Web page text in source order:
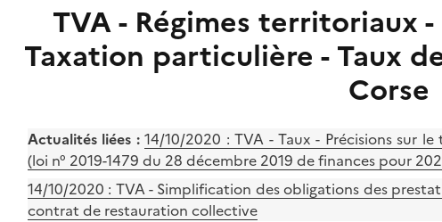
TVA - Régimes territoriaux
Taxation particulière - Taux
Corse
Actualités liées : 14/10/2020 : TVA - Taux - Précisions sur
(loi n° 2019-1479 du 28 décembre 2019 de finances pour
14/10/2020 : TVA - Simplification des obligations des
contrat de restauration collective